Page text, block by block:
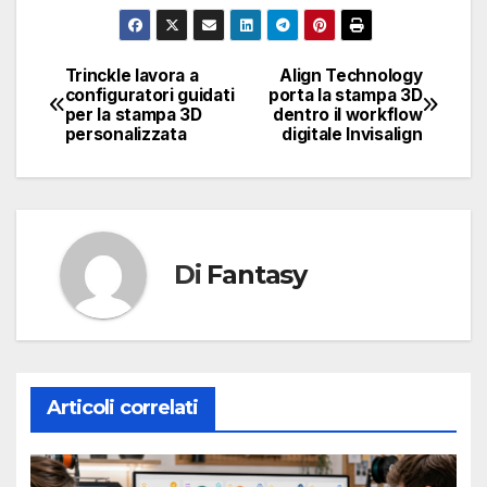
Navigazione
articoli
Align Technology
porta la stampa 3D
dentro il workflow
digitale Invisalign
Trinckle lavora a
configuratori guidati
per la stampa 3D
personalizzata
Di Fantasy
Articoli correlati